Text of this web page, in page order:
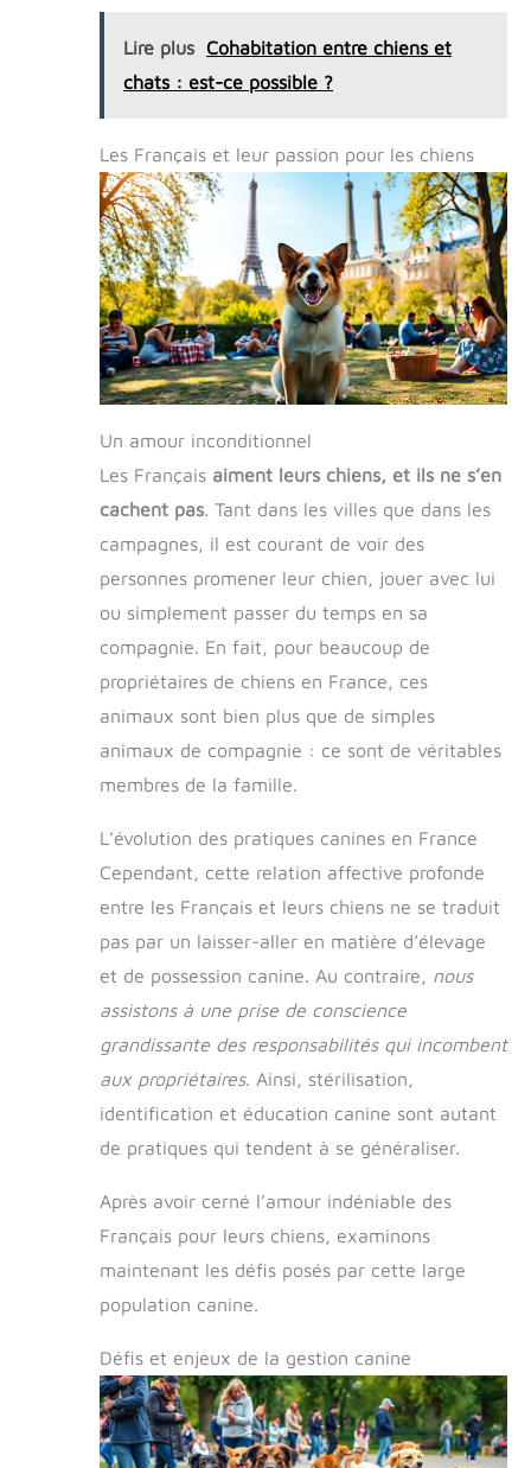
Lire plus Cohabitation entre chiens et
chats : est-ce possible ?
Les Français et leur passion pour les chiens
Un amour inconditionnel
Les Français aiment leurs chiens, et ils ne s’en
cachent pas. Tant dans les villes que dans les
campagnes, il est courant de voir des
personnes promener leur chien, jouer avec lui
ou simplement passer du temps en sa
compagnie. En fait, pour beaucoup de
propriétaires de chiens en France, ces
animaux sont bien plus que de simples
animaux de compagnie : ce sont de véritables
membres de la famille.
L’évolution des pratiques canines en France
Cependant, cette relation affective profonde
entre les Français et leurs chiens ne se traduit
pas par un laisser-aller en matière d’élevage
et de possession canine. Au contraire, nous
assistons à une prise de conscience
grandissante des responsabilités qui incombent
aux propriétaires. Ainsi, stérilisation,
identification et éducation canine sont autant
de pratiques qui tendent à se généraliser.
Après avoir cerné l’amour indéniable des
Français pour leurs chiens, examinons
maintenant les défis posés par cette large
population canine.
Défis et enjeux de la gestion canine